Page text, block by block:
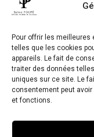
Pour offrir les
telles que les cookies
appareils. Le fait de
traiter des données
uniques sur ce site. Le
consentement peut
et fonctions.